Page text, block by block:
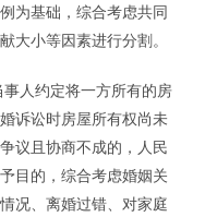
为基础，综合考虑共同
大小等因素进行分割。
人约定将一方所有的房
诉讼时房屋所有权尚未
议且协商不成的，人民
目的，综合考虑婚姻关
况、离婚过错、对家庭